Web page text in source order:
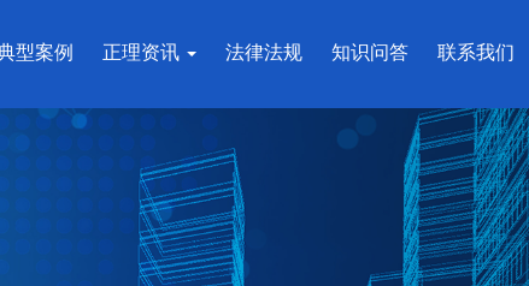
型案例 正理资讯 法律法规 知识问答 联系我们